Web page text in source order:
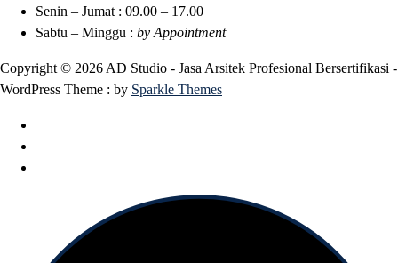
Senin – Jumat : 09.00 – 17.00
Sabtu – Minggu : by Appointment
Copyright © 2026 AD Studio - Jasa Arsitek Profesional Bersertifikasi -
WordPress Theme : by Sparkle Themes